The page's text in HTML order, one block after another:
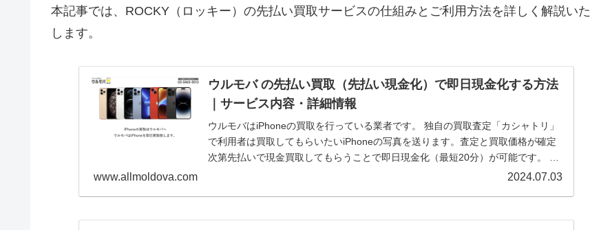
本記事では、ROCKY（ロッキー）の先払い買取サービスの仕組みとご利用方法を詳しく解説いた
します。
ウルモバ の先払い買取（先払い現金化）で即日現金化する方法
｜サービス内容・詳細情報
ウルモバはiPhoneの買取を行っている業者です。 独自の買取査定「カシャトリ」
で利用者は買取してもらいたいiPhoneの写真を送ります。査定と買取価格が確定
次第先払いで現金買取してもらうことで即日現金化（最短20分）が可能です。 本
www.allmoldova.com 2024.07.03